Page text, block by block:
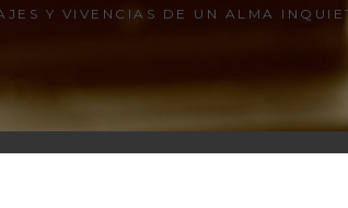
Y VIVENCIAS DE UN ALMA